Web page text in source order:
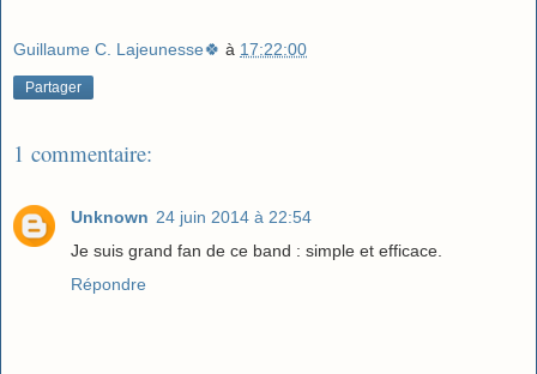
Guillaume C. Lajeunesse🍀 à 17:22:00
Partager
1 commentaire:
Unknown 24 juin 2014 à 22:54
Je suis grand fan de ce band : simple et efficace.
Répondre